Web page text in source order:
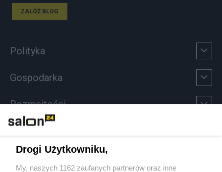
ZAŁÓŻ BLOG
Polityka
Gospodarka
Rozmaitości
Sport
Drogi Użytkowniku,
My, naszych 1162 zaufanych partnerów oraz inne